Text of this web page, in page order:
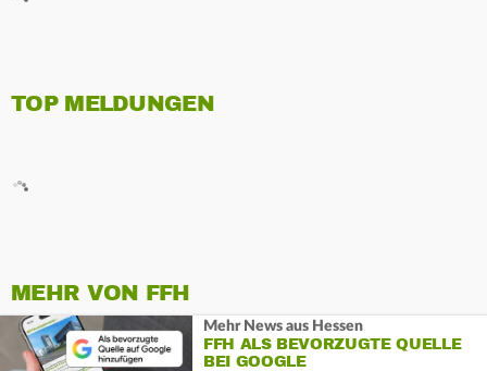
TOP MELDUNGEN
MEHR VON FFH
Mehr News aus Hessen
FFH ALS BEVORZUGTE QUELLE
BEI GOOGLE